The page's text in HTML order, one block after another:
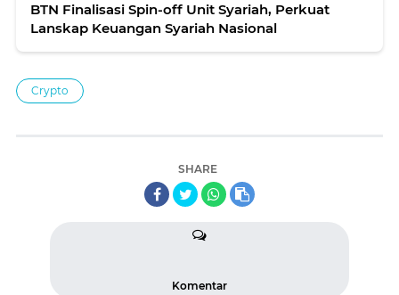
BTN Finalisasi Spin-off Unit Syariah, Perkuat
Lanskap Keuangan Syariah Nasional
Crypto
SHARE
Komentar